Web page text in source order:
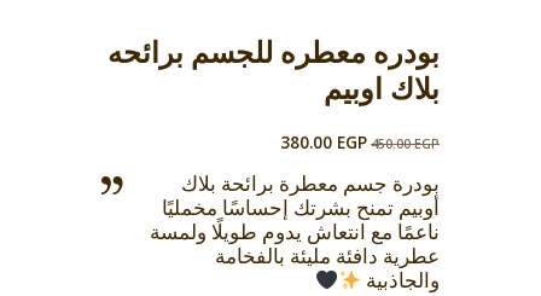
بودره معطره للجسم برائحه
بلاك اوبيم
450.00EGP
السعر
هو:
450.00 EGP.
380.00 EGP
هو:
380.00 EGP.
بودرة جسم معطرة برائحة بلاك
أوبيم تمنح بشرتك إحساسًا مخمليًا
ناعمًا مع انتعاش يدوم طويلًا ولمسة
عطرية دافئة مليئة بالفخامة
والجاذبية